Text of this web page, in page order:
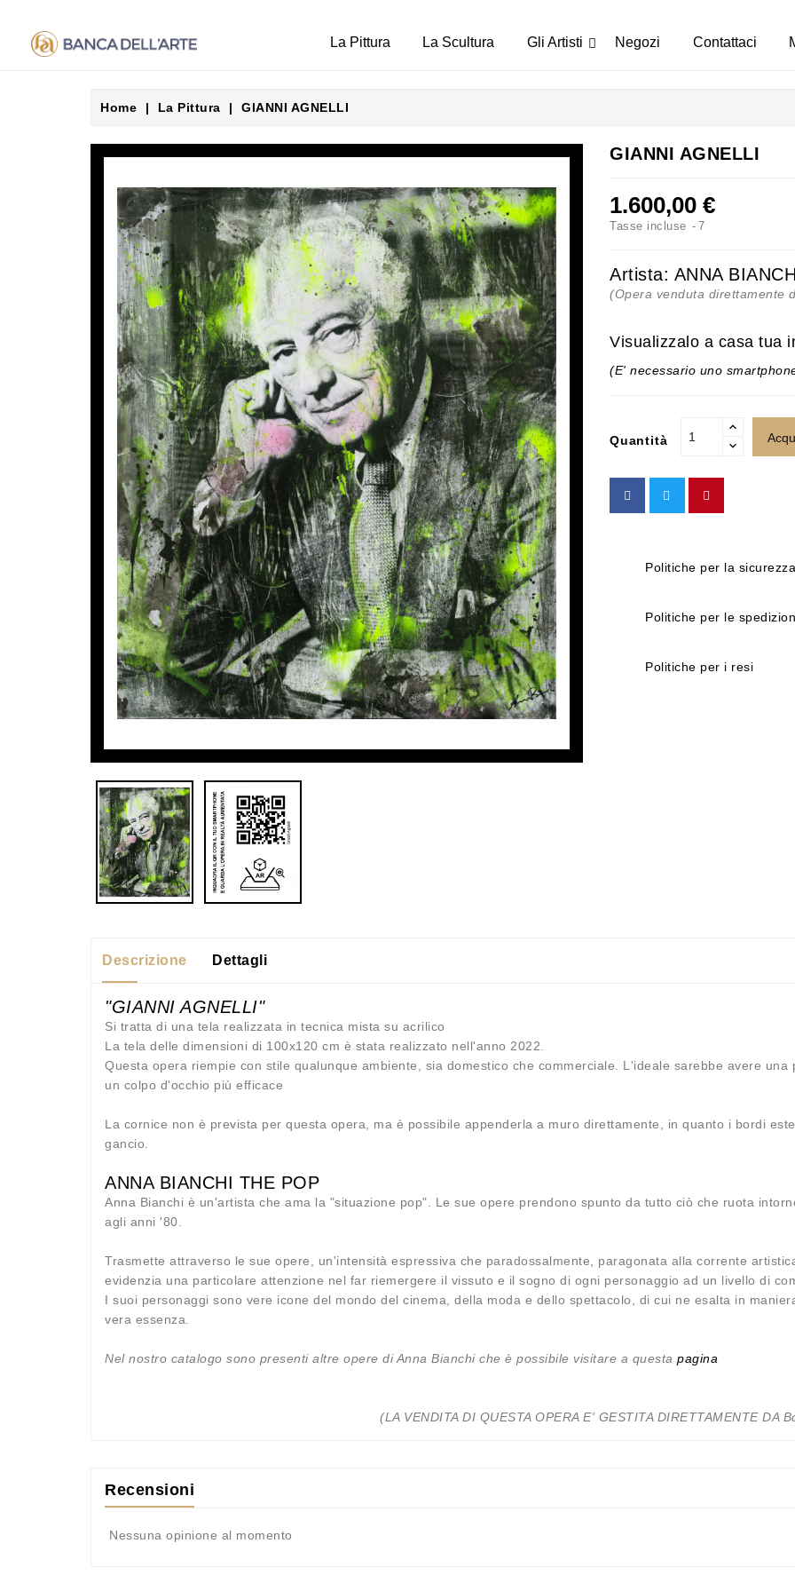
La Pittura La Scultura Gli Artisti Negozi Contattaci
Home La Pittura GIANNI AGNELLI
GIANNI AGNELLI
1.600,00 €
Tasse incluse 7
Artista: ANNA
(Opera venduta direttamente
Visualizzalo a casa tua
(E' necessario uno
Quantità
Politiche per la sicurezza
Politiche per le
Politiche per i resi
Descrizione Dettagli
"GIANNI AGNELLI"
Si tratta di una tela realizzata in tecnica mista su acrilico
La tela delle dimensioni di 100x120 cm è stata realizzato nell'anno 2022.
Questa opera riempie con stile qualunque ambiente, sia domestico che commerciale. L'ideale sarebbe avere
un colpo d'occhio più efficace
La cornice non è prevista per questa opera, ma è possibile appenderla a muro direttamente, in quanto i bordi
gancio.
ANNA BIANCHI THE POP
Anna Bianchi è un'artista che ama la "situazione pop". Le sue opere prendono spunto da tutto ciò che ruota
agli anni '80.
Trasmette attraverso le sue opere, un'intensità espressiva che paradossalmente, paragonata alla corrente
evidenzia una particolare attenzione nel far riemergere il vissuto e il sogno di ogni personaggio ad un livello di
I suoi personaggi sono vere icone del mondo del cinema, della moda e dello spettacolo, di cui ne esalta in
vera essenza
Nel nostro catalogo sono presenti altre opere di Anna Bianchi che è possibile visitare a questa pagina
(LA VENDITA DI QUESTA OPERA E' GESTITA DIRETTAMENTE DA
Recensioni
Nessuna opinione al momento